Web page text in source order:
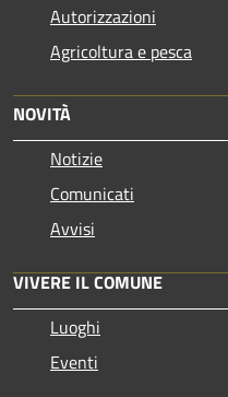
Autorizzazioni
Agricoltura e pesca
NOVITÀ
Notizie
Comunicati
Avvisi
VIVERE IL COMUNE
Luoghi
Eventi